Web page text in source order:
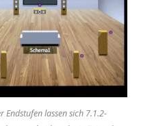
lassen sich 7.1.2-